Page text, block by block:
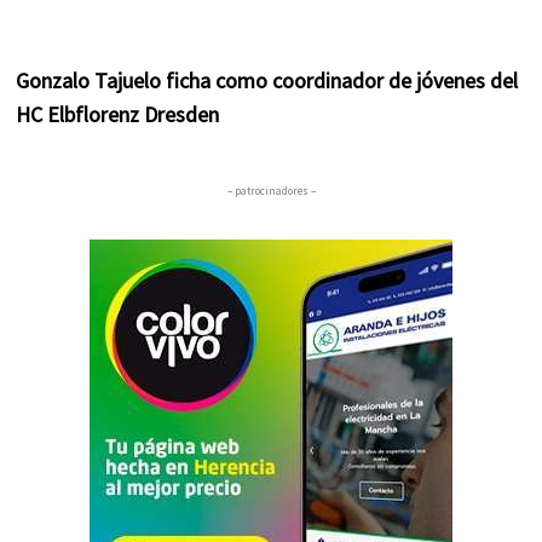
Gonzalo Tajuelo ficha como coordinador de jóvenes del
HC Elbflorenz Dresden
– patrocinadores –